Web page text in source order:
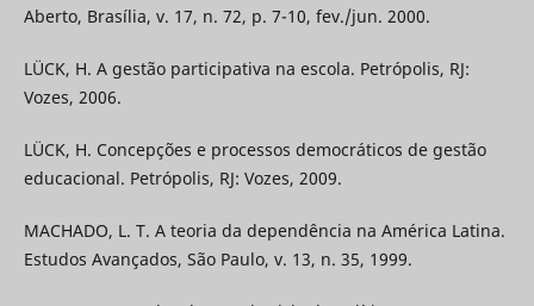
Aberto, Brasília, v. 17, n. 72, p. 7-10, fev./jun. 2000.
LÜCK, H. A gestão participativa na escola. Petrópolis, RJ:
Vozes, 2006.
LÜCK, H. Concepções e processos democráticos de gestão
educacional. Petrópolis, RJ: Vozes, 2009.
MACHADO, L. T. A teoria da dependência na América Latina.
Estudos Avançados, São Paulo, v. 13, n. 35, 1999.